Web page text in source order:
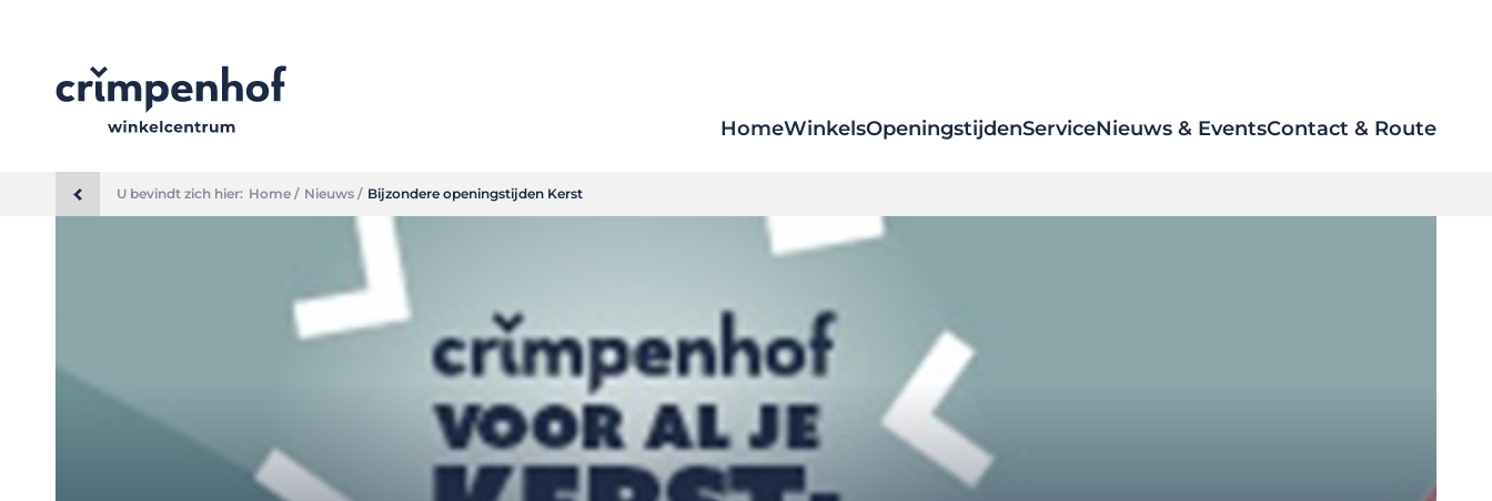
HomeWinkelsOpeningstijdenServiceNieuws & EventsContact & Route
U bevindt zich hier: Home / Nieuws / Bijzondere openingstijden Kerst